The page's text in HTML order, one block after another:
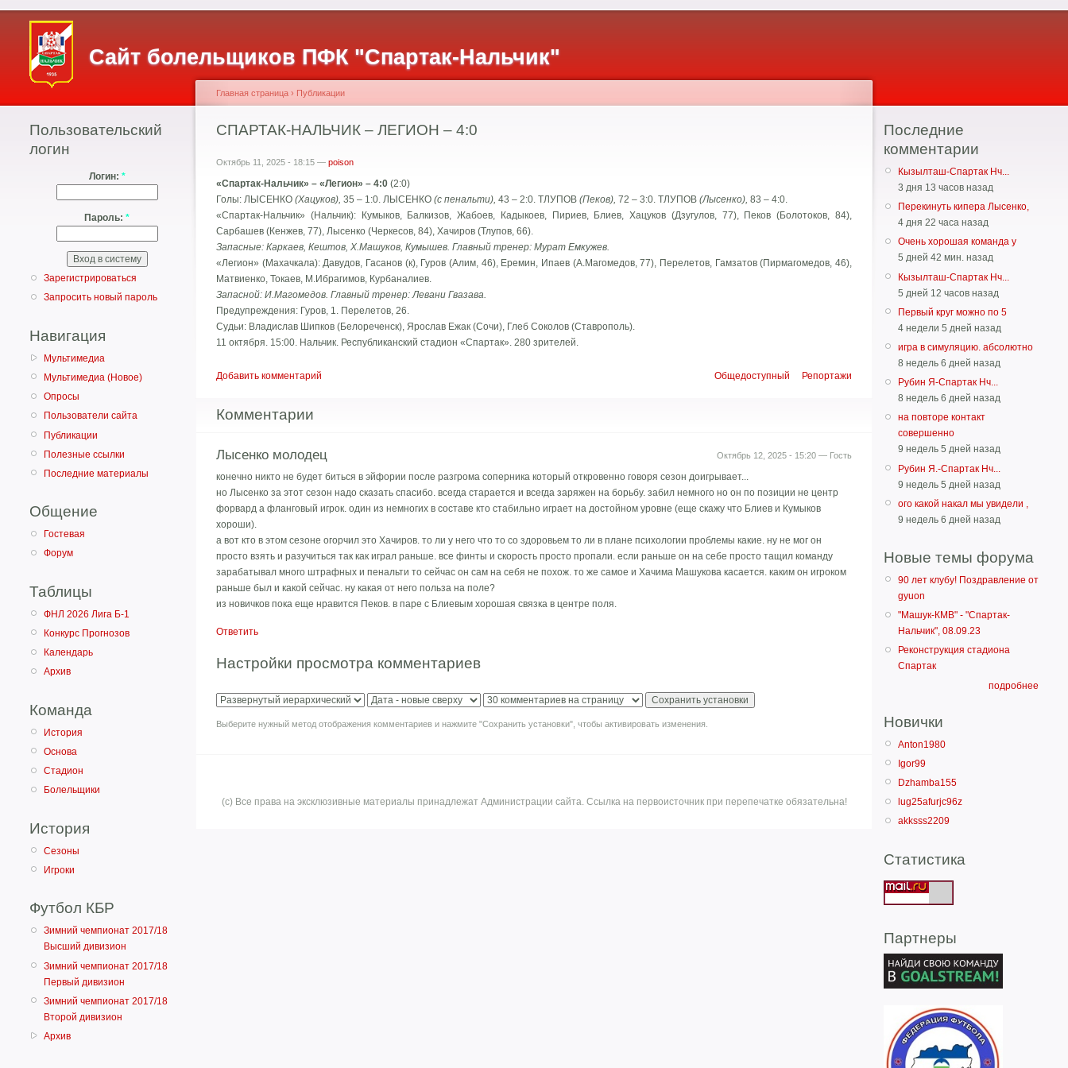
Сайт болельщиков ПФК "Спартак-Нальчик"
Пользовательский
логин
Логин: *
Пароль: *
Зарегистрироваться
Запросить новый пароль
Навигация
Мультимедиа
Мультимедиа (Новое)
Опросы
Пользователи сайта
Публикации
Полезные ссылки
Последние материалы
Общение
Гостевая
Форум
Таблицы
ФНЛ 2026 Лига Б-1
Конкурс Прогнозов
Календарь
Архив
Команда
История
Основа
Стадион
Болельщики
История
Сезоны
Игроки
Футбол КБР
Зимний чемпионат 2017/18
Высший дивизион
Зимний чемпионат 2017/18
Первый дивизион
Зимний чемпионат 2017/18
Второй дивизион
Архив
Главная страница › Публикации
СПАРТАК-НАЛЬЧИК – ЛЕГИОН – 4:0
Октябрь 11, 2025 - 18:15 — poison
«Спартак-Нальчик» – «Легион» – 4:0 (2:0)
Голы: ЛЫСЕНКО (Хацуков), 35 – 1:0. ЛЫСЕНКО (с пенальти), 43 – 2:0. ТЛУПОВ (Пеков), 72 – 3:0. ТЛУПОВ (Лысенко), 83 – 4:0.
«Спартак-Нальчик» (Нальчик): Кумыков, Балкизов, Жабоев, Кадыкоев, Пириев, Блиев, Хацуков (Дзугулов, 77), Пеков (Болотоков, 84),
Сарбашев (Кенжев, 77), Лысенко (Черкесов, 84), Хачиров (Тлупов, 66).
Запасные: Каркаев, Кештов, Х.Машуков, Кумышев. Главный тренер: Мурат Емкужев.
«Легион» (Махачкала): Давудов, Гасанов (к), Гуров (Алим, 46), Еремин, Ипаев (А.Магомедов, 77), Перелетов, Гамзатов (Пирмагомедов, 46),
Матвиенко, Токаев, М.Ибрагимов, Курбаналиев.
Запасной: И.Магомедов. Главный тренер: Левани Гвазава.
Предупреждения: Гуров, 1. Перелетов, 26.
Судьи: Владислав Шипков (Белореченск), Ярослав Ежак (Сочи), Глеб Соколов (Ставрополь).
11 октября. 15:00. Нальчик. Республиканский стадион «Спартак». 280 зрителей.
Общедоступный Репортажи
Добавить комментарий
Комментарии
Октябрь 12, 2025 - 15:20 — Гость
Лысенко молодец
конечно никто не будет биться в эйфории после разгрома соперника который откровенно говоря сезон доигрывает...
но Лысенко за этот сезон надо сказать спасибо. всегда старается и всегда заряжен на борьбу. забил немного но он по позиции не центр
форвард а фланговый игрок. один из немногих в составе кто стабильно играет на достойном уровне (еще скажу что Блиев и Кумыков
хороши).
а вот кто в этом сезоне огорчил это Хачиров. то ли у него что то со здоровьем то ли в плане психологии проблемы какие. ну не мог он
просто взять и разучиться так как играл раньше. все финты и скорость просто пропали. если раньше он на себе просто тащил команду
зарабатывал много штрафных и пенальти то сейчас он сам на себя не похож. то же самое и Хачима Машукова касается. каким он игроком
раньше был и какой сейчас. ну какая от него польза на поле?
из новичков пока еще нравится Пеков. в паре с Блиевым хорошая связка в центре поля.
Ответить
Настройки просмотра комментариев
Выберите нужный метод отображения комментариев и нажмите "Сохранить установки", чтобы активировать изменения.
(с) Все права на эксклюзивные материалы принадлежат Администрации сайта. Ссылка на первоисточник при перепечатке обязательна!
Последние
комментарии
Кызылташ-Спартак Нч...
3 дня 13 часов назад
Перекинуть кипера Лысенко,
4 дня 22 часа назад
Очень хорошая команда у
5 дней 42 мин. назад
Кызылташ-Спартак Нч...
5 дней 12 часов назад
Первый круг можно по 5
4 недели 5 дней назад
игра в симуляцию. абсолютно
8 недель 6 дней назад
Рубин Я-Спартак Нч...
8 недель 6 дней назад
на повторе контакт
совершенно
9 недель 5 дней назад
Рубин Я.-Спартак Нч...
9 недель 5 дней назад
ого какой накал мы увидели ,
9 недель 6 дней назад
Новые темы форума
90 лет клубу! Поздравление от
gyuon
"Машук-КМВ" - "Спартак-
Нальчик", 08.09.23
Реконструкция стадиона
Спартак
подробнее
Новички
Anton1980
Igor99
Dzhamba155
lug25afurjc96z
akksss2209
Статистика
Партнеры